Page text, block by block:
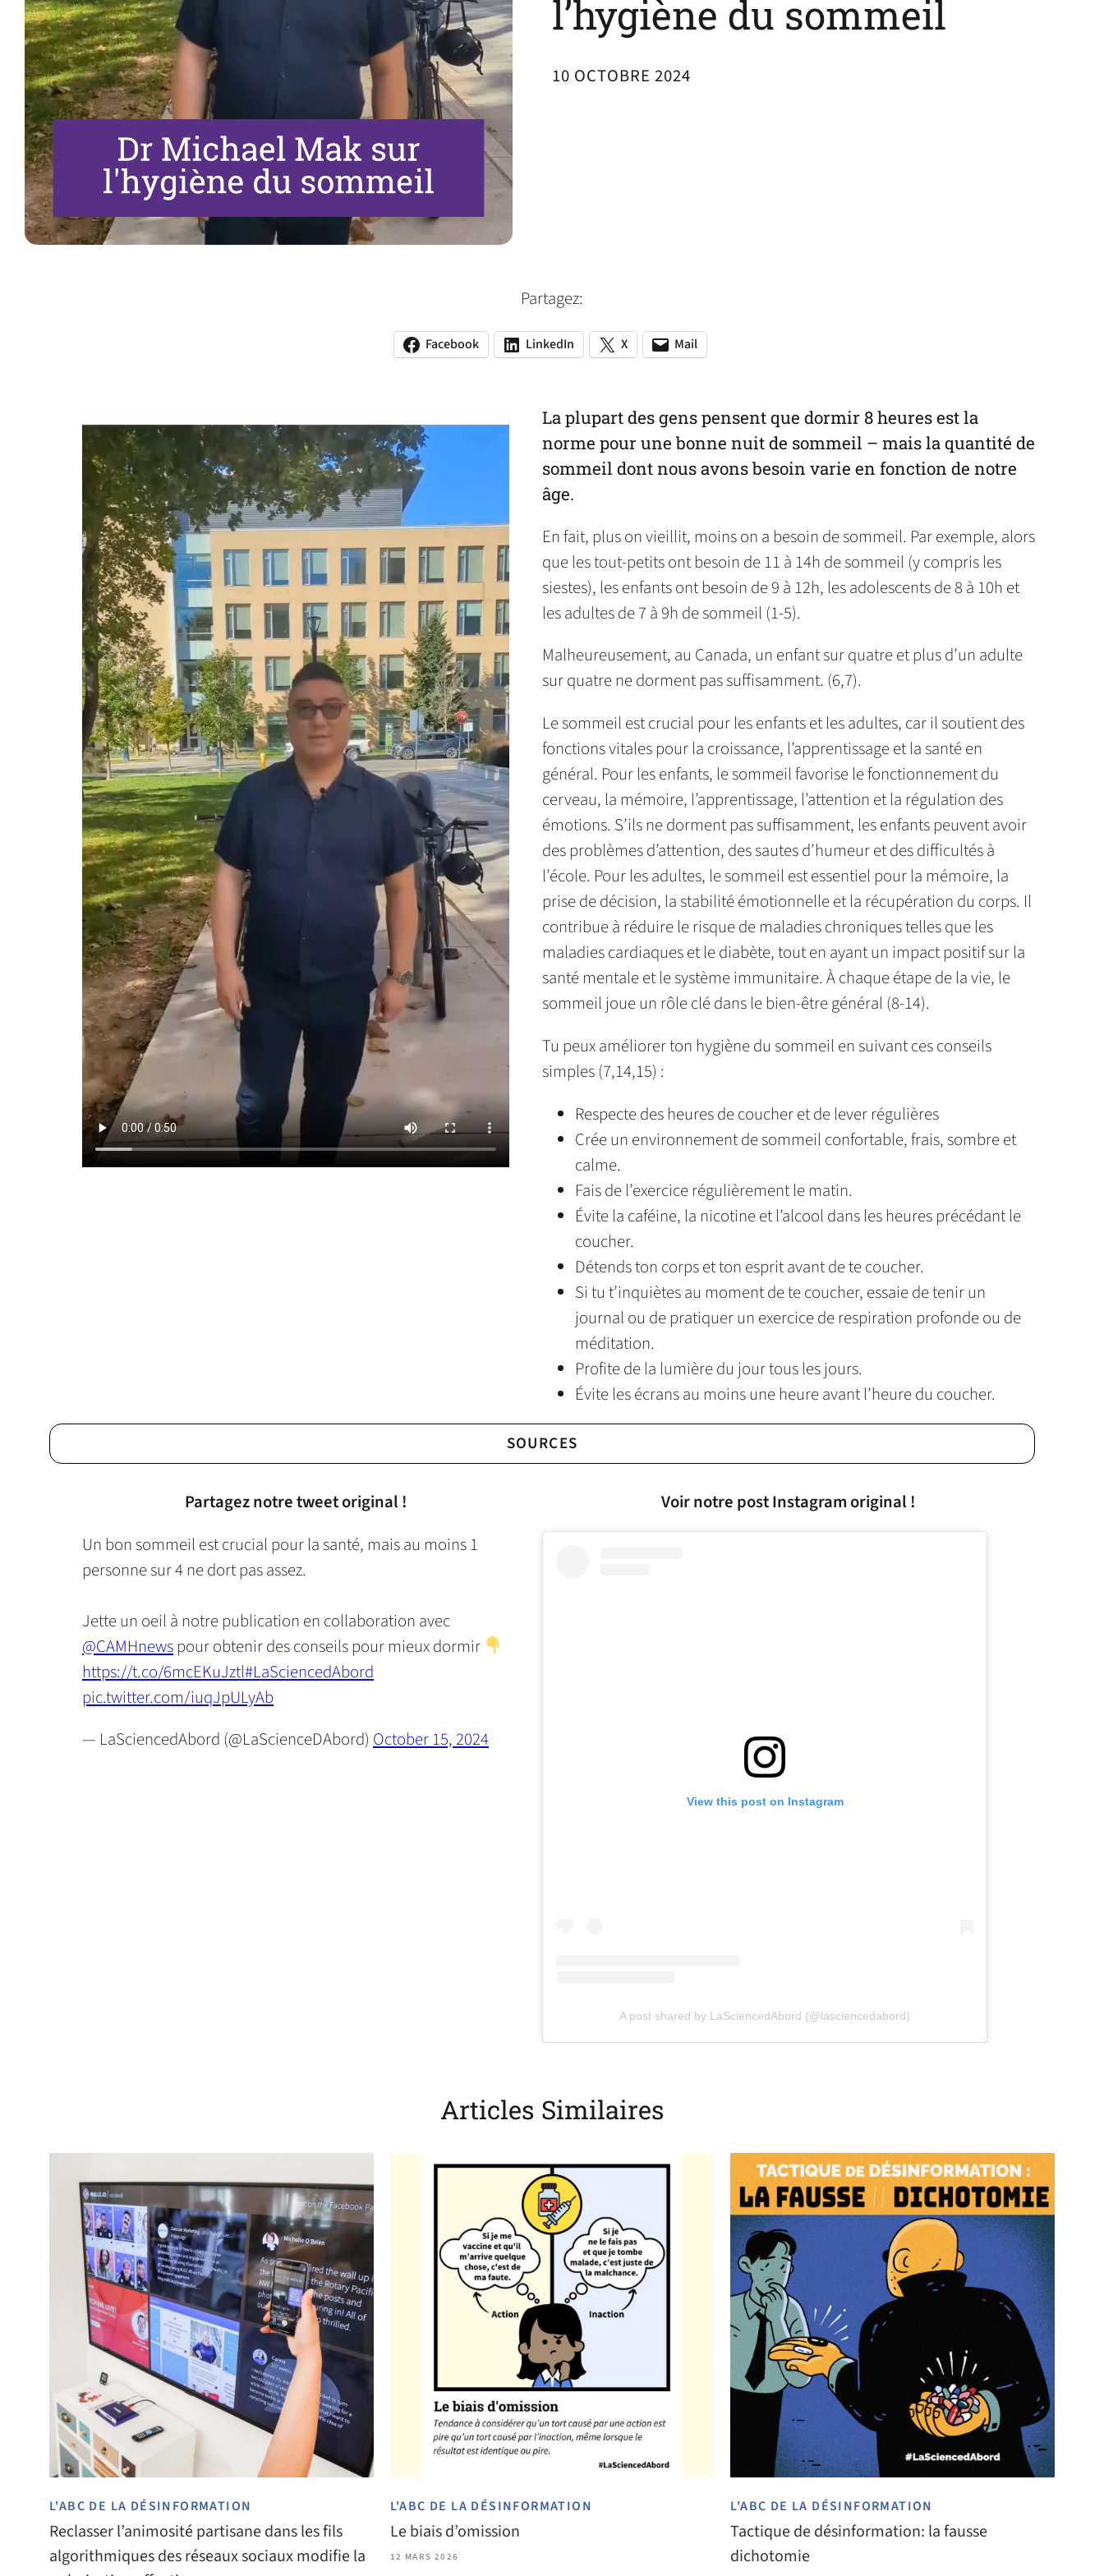
l’hygiène du sommeil
10 OCTOBRE 2024
Partagez:
Facebook
(opens
tab)
LinkedIn
(opens
new
tab)
X
(opens
new
tab)
Mail
(opens
(opens
tab)
La plupart des gens pensent que dormir 8 heures est la
norme pour une bonne nuit de sommeil – mais la quantité de
sommeil dont nous avons besoin varie en fonction de notre
âge.
En fait, plus on vieillit, moins on a besoin de sommeil. Par exemple, alors
que les tout-petits ont besoin de 11 à 14h de sommeil (y compris les
siestes), les enfants ont besoin de 9 à 12h, les adolescents de 8 à 10h et
les adultes de 7 à 9h de sommeil (1-5).
Malheureusement, au Canada, un enfant sur quatre et plus d’un adulte
sur quatre ne dorment pas suffisamment. (6,7).
Le sommeil est crucial pour les enfants et les adultes, car il soutient des
fonctions vitales pour la croissance, l’apprentissage et la santé en
général. Pour les enfants, le sommeil favorise le fonctionnement du
cerveau, la mémoire, l’apprentissage, l’attention et la régulation des
émotions. S’ils ne dorment pas suffisamment, les enfants peuvent avoir
des problèmes d’attention, des sautes d’humeur et des difficultés à
l’école. Pour les adultes, le sommeil est essentiel pour la mémoire, la
prise de décision, la stabilité émotionnelle et la récupération du corps. Il
contribue à réduire le risque de maladies chroniques telles que les
maladies cardiaques et le diabète, tout en ayant un impact positif sur la
santé mentale et le système immunitaire. À chaque étape de la vie, le
sommeil joue un rôle clé dans le bien-être général (8-14).
Tu peux améliorer ton hygiène du sommeil en suivant ces conseils
simples (7,14,15) :
Respecte des heures de coucher et de lever régulières
Crée un environnement de sommeil confortable, frais, sombre et
calme.
Fais de l’exercice régulièrement le matin.
Évite la caféine, la nicotine et l’alcool dans les heures précédant le
coucher.
Détends ton corps et ton esprit avant de te coucher.
Si tu t’inquiètes au moment de te coucher, essaie de tenir un
journal ou de pratiquer un exercice de respiration profonde ou de
méditation.
Profite de la lumière du jour tous les jours.
Évite les écrans au moins une heure avant l’heure du coucher.
SOURCES
Partagez notre tweet original !
Un bon sommeil est crucial pour la santé, mais au moins 1
personne sur 4 ne dort pas assez.
Jette un oeil à notre publication en collaboration avec
@CAMHnews pour obtenir des conseils pour mieux dormir
https://t.co/6mcEKuJztl#LaSciencedAbord
pic.twitter.com/iuqJpULyAb
— LaSciencedAbord (@LaScienceDAbord) October 15, 2024
Voir notre post Instagram original !
View this post on Instagram
A post shared by LaSciencedAbord (@lasciencedabord)
Articles Similaires
L'ABC DE LA DÉSINFORMATION
Reclasser l’animosité partisane dans les fils
algorithmiques des réseaux sociaux modifie la
L'ABC DE LA DÉSINFORMATION
Le biais d’omission
12 MARS 2026
L'ABC DE LA DÉSINFORMATION
Tactique de désinformation: la fausse
dichotomie